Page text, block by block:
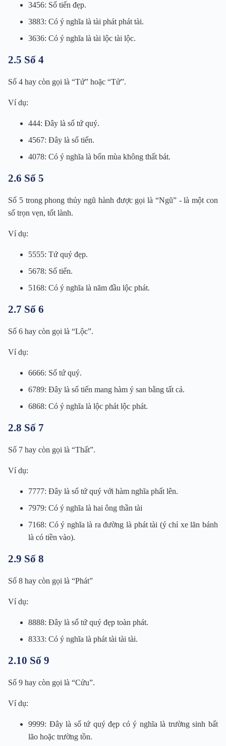
3456: Số tiến đẹp.
3883: Có ý nghĩa là tài phát phát tài.
3636: Có ý nghĩa là tài lộc tài lộc.
2.5 Số 4
Số 4 hay còn gọi là “Tứ” hoặc “Tử”.
Ví dụ:
444: Đây là số tứ quý.
4567: Đây là số tiến.
4078: Có ý nghĩa là bốn mùa không thất bát.
2.6 Số 5
Số 5 trong phong thủy ngũ hành được gọi là “Ngũ” - là một con
số trọn vẹn, tốt lành.
Ví dụ:
5555: Tứ quý đẹp.
5678: Số tiến.
5168: Có ý nghĩa là năm đầu lộc phát.
2.7 Số 6
Số 6 hay còn gọi là “Lộc”.
Ví dụ:
6666: Số tứ quý.
6789: Đây là số tiến mang hàm ý san bằng tất cả.
6868: Có ý nghĩa là lộc phát lộc phát.
2.8 Số 7
Số 7 hay còn gọi là “Thất”.
Ví dụ:
7777: Đây là số tứ quý với hàm nghĩa phất lên.
7979: Có ý nghĩa là hai ông thần tài
7168: Có ý nghĩa là ra đường là phát tài (ý chỉ xe lăn bánh
là có tiền vào).
2.9 Số 8
Số 8 hay còn gọi là “Phát”
Ví dụ:
8888: Đây là số tứ quý đẹp toàn phát.
8333: Có ý nghĩa là phát tài tài tài.
2.10 Số 9
Số 9 hay còn gọi là “Cửu”.
Ví dụ:
9999: Đây là số tứ quý đẹp có ý nghĩa là trường sinh bất
lão hoặc trường tồn.